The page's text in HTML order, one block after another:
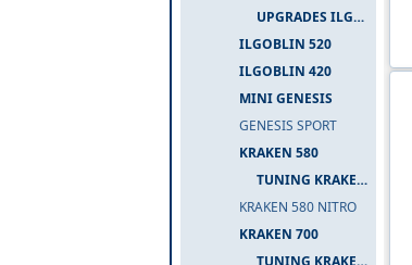
UPGRADES ILGOBLIN PRO / RAW 700
ILGOBLIN 520
ILGOBLIN 420
MINI GENESIS
GENESIS SPORT
KRAKEN 580
TUNING KRAKEN 580
KRAKEN 580 NITRO
KRAKEN 700
TUNING KRAKEN 700